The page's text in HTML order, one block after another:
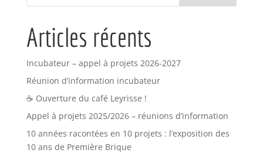
Articles récents
Incubateur – appel à projets 2026-2027
Réunion d’information incubateur
☕ Ouverture du café Leyrisse !
Appel à projets 2025/2026 – réunions d’information
10 années racontées en 10 projets : l’exposition des
10 ans de Première Brique